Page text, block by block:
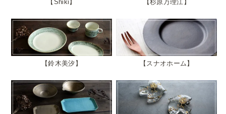
Shiki 杉原万理江
鈴木美汐 スナオホーム